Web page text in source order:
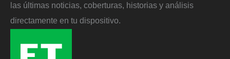
las últimas noticias, coberturas, historias y análisis
directamente en tu dispositivo.